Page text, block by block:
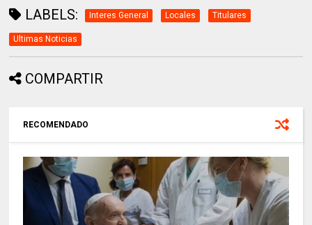
LABELS: Interes General Locales Titulares
Ultimas Noticias
COMPARTIR
RECOMENDADO